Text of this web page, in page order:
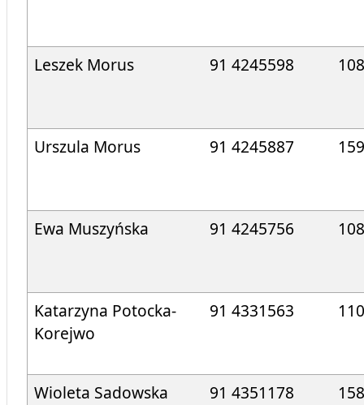
Leszek Morus 91 4245598 108
Urszula Morus 91 4245887 159
Ewa Muszyńska 91 4245756
Katarzyna Potocka-
Korejwo
91 4331563 110
Wioleta Sadowska 91 4351178 158